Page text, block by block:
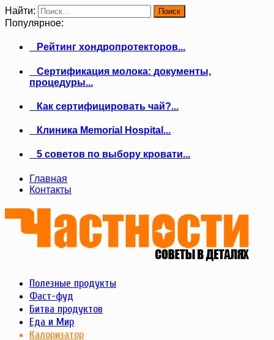
Найти:
Популярное:
Рейтинг хондропротекторов...
Сертификация молока: документы,
процедуры...
Как сертифицировать чай?...
Клиника Memorial Hospital...
5 советов по выбору кровати...
Главная
Контакты
Полезные продукты
Фаст-фуд
Битва продуктов
Еда и Мир
Калоризатор